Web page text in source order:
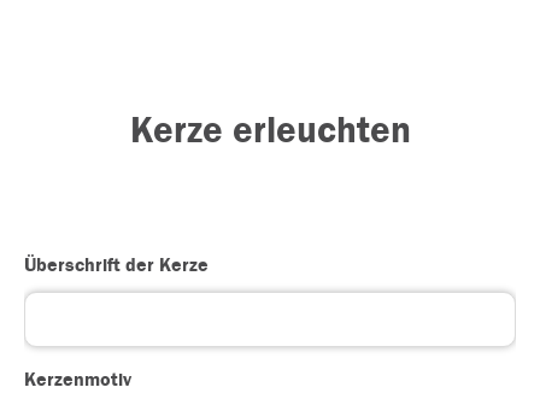
Kerze erleuchten
Überschrift der Kerze
Kerzenmotiv